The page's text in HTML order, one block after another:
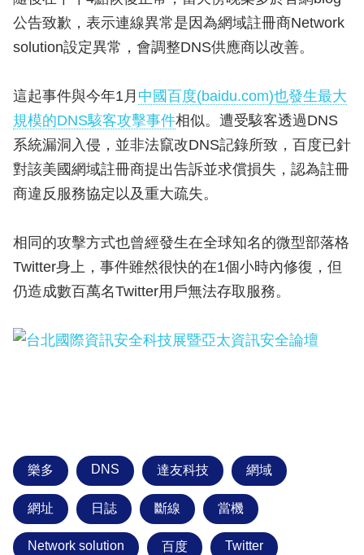
公告致歉，表示連線異常是因為網域註冊商Network
solution設定異常，會調整DNS供應商以改善。
這起事件與今年1月 中國百度(baidu.com)也發生最大
規模的DNS駭客攻擊事件相似。遭受駭客透過DNS
系統漏洞入侵，並非法竄改DNS記錄所致，百度已針
對該美國網域註冊商提出告訴並求償損失，認為註冊
商違反服務協定以及重大疏失。
相同的攻擊方式也曾經發生在全球知名的微型部落格
Twitter身上，事件雖然很快的在1個小時內修復，但
仍造成數百萬名Twitter用戶無法存取服務。
樂多 DNS 達友科技 網域
網址 日誌 斷線 當機
Network solution 百度 Twitter